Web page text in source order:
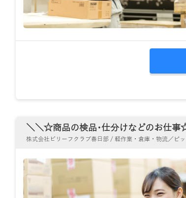
＼＼☆商品の検品･仕分けなどのお仕
株式会社ビリーフクラブ春日部 / 軽作業・倉庫・物流／ピ